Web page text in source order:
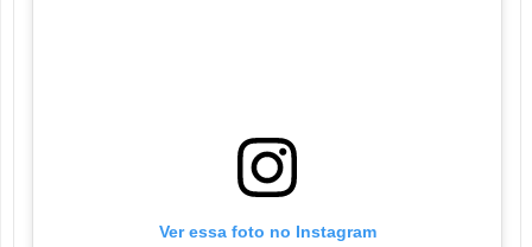
Ver essa foto no Instagram